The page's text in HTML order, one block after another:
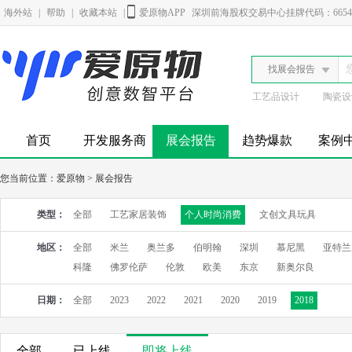
海外站 帮助 收藏本站 爱原物APP 深圳前海股权交易中心挂牌代码：
找展会报告
工艺品设计 陶瓷
首页 开发服务商 展会报告 趋势爆款 案例
您当前位置： 爱原物 > 展会报告
类型： 全部 工艺家居装饰 个人时尚消费 文创文具玩具
地区： 全部 米兰 奥兰多 伯明翰 深圳 慕尼黑
亚特
科隆
佛罗伦萨 伦敦 欧美 东京 新奥尔良
日期： 全部 2023 2022 2021 2020 2019 2018